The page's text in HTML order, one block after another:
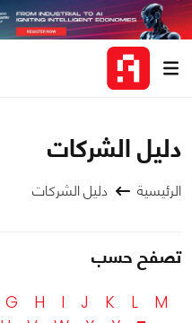
دليل الشركات
الرئيسية دليل الشركات
تصفح حسب
G H I J K L
M